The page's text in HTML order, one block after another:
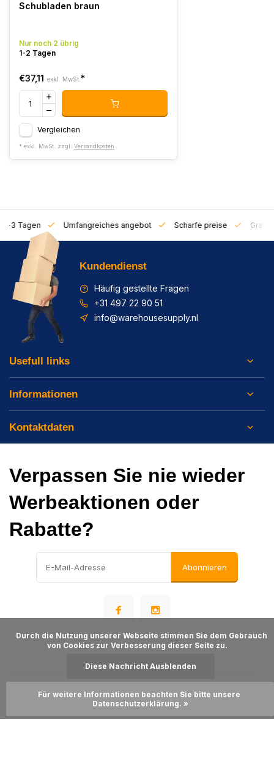
Zum Warenkorb hinzufügen
Schubladen braun
Nur noch 2 übrig
1-2 Tagen
€37,11 exkl. MwSt. *
Vergleichen
* exkl. MwSt. zzgl. Versandkosten
1-3 Tagen Umfangreiches angebot Scharfe preise Gratis
Kundendienst
Häufig gestellte Fragen
+31 497 22 90 51
info@warehousesupply.nl
Usefull links
Informationen
Kontaktdaten
Verpassen Sie nie wieder
Werbeaktionen oder
Rabatte?
Abonnieren
Sitemap
© Warehousesupply- Theme made byWebdinge
von Cookies zur Verbesserung dieser Seite zu.
Diese Nachricht Ausblenden
Für weitere Informationen beachten Sie bitte unsere
Datenschutzerklärung. »